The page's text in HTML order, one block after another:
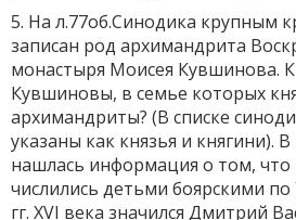
5. На л.77об.Синодика крупным
записан род архимандрита
монастыря Моисея Кувшинова.
Кувшиновы, в семье которых
архимандриты? (В списке
указаны как князья и княгини).
нашлась информация о том,
числились детьми боярскими по
гг. XVI века значился Дмитрий